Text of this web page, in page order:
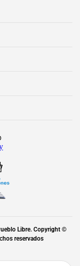
Libre. Copyright ©
reservados